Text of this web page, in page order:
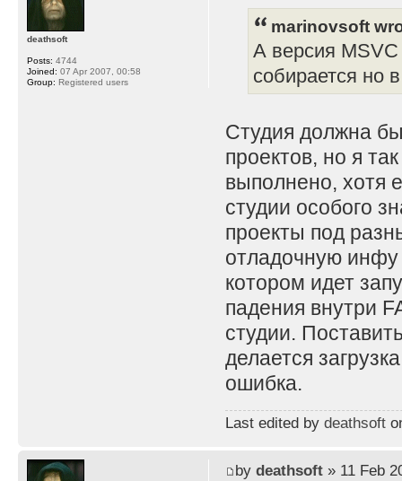
marinovsoft
А версия
собирается но
Студия должна
проектов, но я
выполнено, хотя
студии особого
проекты под
отладочную инфу
котором идет
падения внутри
студии.
делается
ошибка.
Last edited by deathsoft
deathsoft
Posts: 4744
Joined: 07 Apr 2007, 00:58
Group: Registered users
by deathsoft» 11 Feb